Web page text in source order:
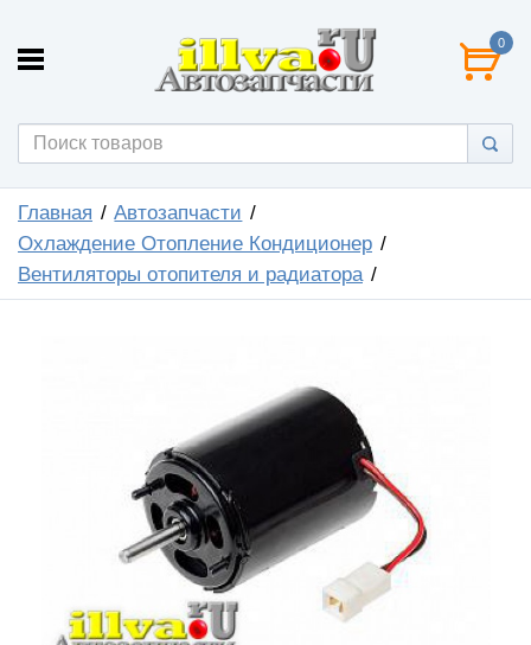
0
Главная
Автозапчасти
Охлаждение Отопление Кондиционер
Вентиляторы отопителя и радиатора